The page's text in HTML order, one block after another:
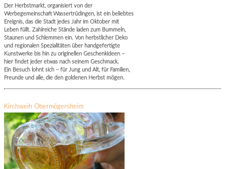
Der Herbstmarkt, organisiert von der
Werbegemeinschaft Wassertrüdingen, ist ein beliebtes
Ereignis, das die Stadt jedes Jahr im Oktober mit
Leben füllt. Zahlreiche Stände laden zum Bummeln,
Staunen und Schlemmen ein. Von herbstlicher Deko
und regionalen Spezialitäten über handgefertigte
Kunstwerke bis hin zu originellen Geschenkideen –
hier findet jeder etwas nach seinem Geschmack.
Ein Besuch lohnt sich – für Jung und Alt, für Familien,
Freunde und alle, die den goldenen Herbst mögen.
Kirchweih Obermögersheim